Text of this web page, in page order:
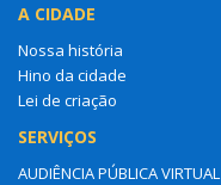
A CIDADE
Nossa história
Hino da cidade
Lei de criação
SERVIÇOS
AUDIÊNCIA PÚBLICA VIRTUAL